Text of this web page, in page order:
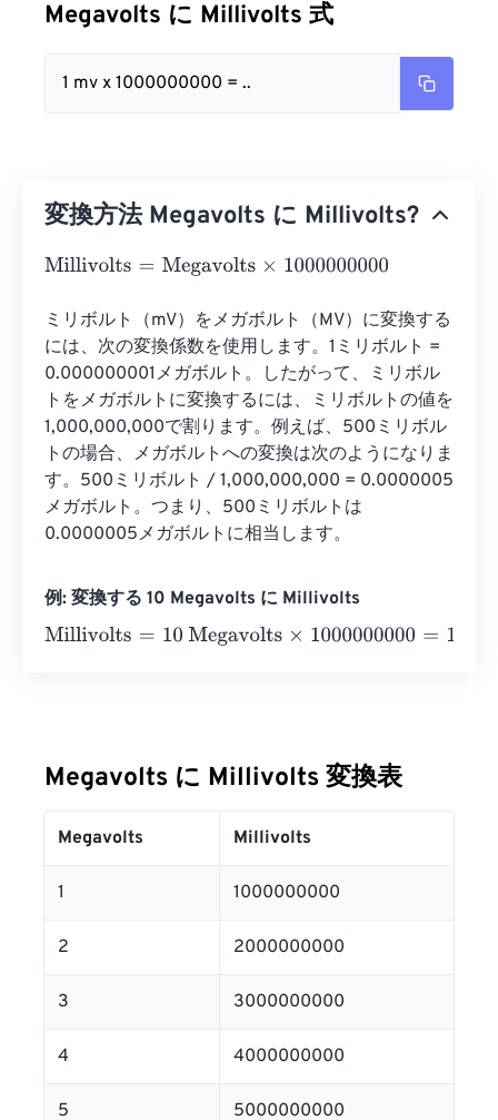
Megavolts に Millivolts 式
1 mv x 1000000000 = ..
変換方法 Megavolts に Millivolts?
Millivolts=Megavolts×1000000000
ミリボルト（mV）をメガボルト（MV）に変換する
には、次の変換係数を使用します。1ミリボルト =
0.000000001メガボルト。したがって、ミリボル
トをメガボルトに変換するには、ミリボルトの値を
1,000,000,000で割ります。例えば、500ミリボル
トの場合、メガボルトへの変換は次のようになりま
す。500ミリボルト / 1,000,000,000 = 0.0000005
メガボルト。つまり、500ミリボルトは
0.0000005メガボルトに相当します。
例: 変換する 10 Megavolts に Millivolts
Millivolts=10 Megavolts×1000000000=10000000000
Megavolts に Millivolts 変換表
Megavolts Millivolts
1 1000000000
2 2000000000
3 3000000000
4 4000000000
5 5000000000